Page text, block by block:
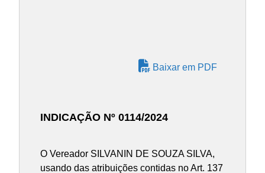
Baixar em PDF
INDICAÇÃO Nº 0114/2024
O Vereador SILVANIN DE SOUZA SILVA,
usando das atribuições contidas no Art. 137